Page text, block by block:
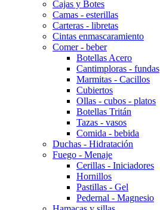
Cajas y Botes
Camas - esterillas
Carteras - libretas
Cintas enmascaramiento
Comer - beber
Botellas Acero
Cantimploras - fundas
Marmitas - Cacillos
Cubiertos
Ollas - cubos - platos
Botellas Tritán
Tazas - vasos
Comida - bebida
Duchas - Hidratación
Fuego - Menaje
Cerillas - Iniciadores
Hornillos
Pastillas - Gel
Pedernal - Magnesio